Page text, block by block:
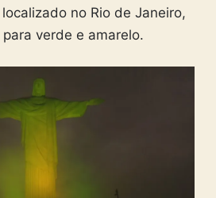
no Rio de Janeiro,
verde e amarelo.